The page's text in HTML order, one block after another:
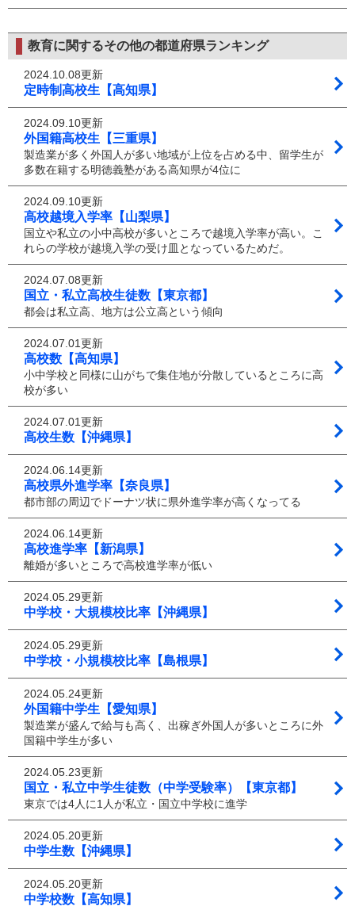
教育に関するその他の都道府県ランキング
2024.10.08更新
定時制高校生【高知県】
2024.09.10更新
外国籍高校生【三重県】
製造業が多く外国人が多い地域が上位を占める中、留学生が
多数在籍する明徳義塾がある高知県が4位に
2024.09.10更新
高校越境入学率【山梨県】
国立や私立の小中高校が多いところで越境入学率が高い。こ
れらの学校が越境入学の受け皿となっているためだ。
2024.07.08更新
国立・私立高校生徒数【東京都】
都会は私立高、地方は公立高という傾向
2024.07.01更新
高校数【高知県】
小中学校と同様に山がちで集住地が分散しているところに高
校が多い
2024.07.01更新
高校生数【沖縄県】
2024.06.14更新
高校県外進学率【奈良県】
都市部の周辺でドーナツ状に県外進学率が高くなってる
2024.06.14更新
高校進学率【新潟県】
離婚が多いところで高校進学率が低い
2024.05.29更新
中学校・大規模校比率【沖縄県】
2024.05.29更新
中学校・小規模校比率【島根県】
2024.05.24更新
外国籍中学生【愛知県】
製造業が盛んで給与も高く、出稼ぎ外国人が多いところに外
国籍中学生が多い
2024.05.23更新
国立・私立中学生徒数（中学受験率）【東京都】
東京では4人に1人が私立・国立中学校に進学
2024.05.20更新
中学生数【沖縄県】
2024.05.20更新
中学校数【高知県】